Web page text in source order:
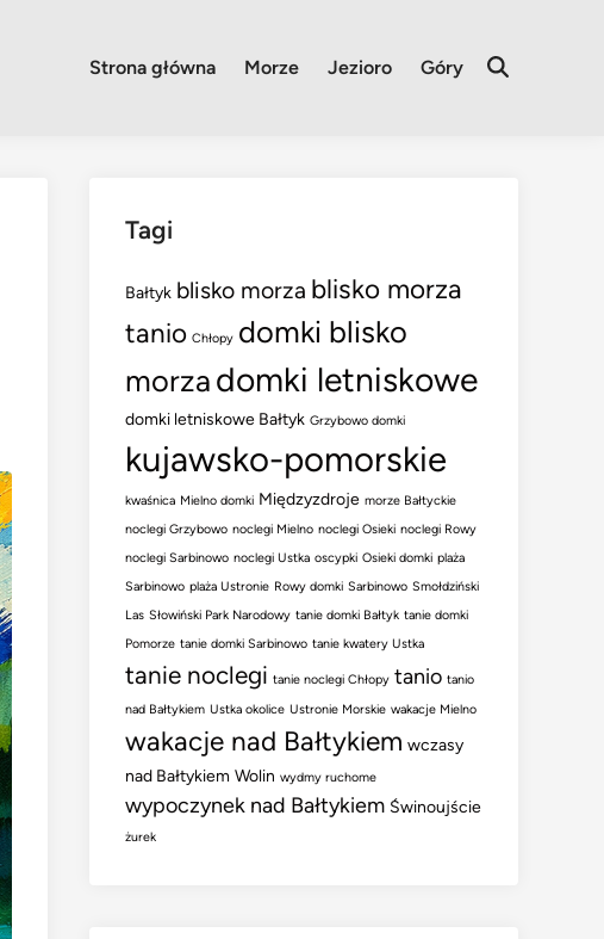
Strona główna Morze Jezioro Góry
Open
Tagi
Bałtyk blisko morza blisko morza
tanio Chłopy domki blisko
morza domki letniskowe
domki letniskowe Bałtyk Grzybowo domki
kujawsko-pomorskie
kwaśnica Mielno domki Międzyzdroje morze Bałtyckie
noclegi Grzybowo noclegi Mielno noclegi Osieki noclegi Rowy
noclegi Sarbinowo noclegi Ustka oscypki Osieki domki plaża
Sarbinowo plaża Ustronie Rowy domki Sarbinowo Smołdziński
Las Słowiński Park Narodowy tanie domki Bałtyk tanie domki
Pomorze tanie domki Sarbinowo tanie kwatery Ustka
tanie noclegi tanie noclegi Chłopy tanio tanio
nad Bałtykiem Ustka okolice Ustronie Morskie wakacje Mielno
wakacje nad Bałtykiem wczasy
nad Bałtykiem Wolin wydmy ruchome
wypoczynek nad Bałtykiem Świnoujście
żurek